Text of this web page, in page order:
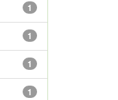
1
1
1
1